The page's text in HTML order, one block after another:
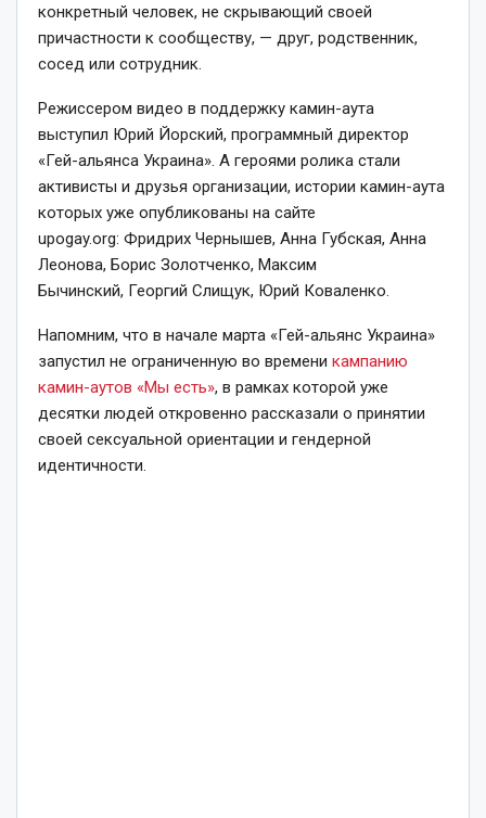
конкретный человек, не скрывающий своей
причастности к сообществу, — друг, родственник,
сосед или сотрудник.
Режиссером видео в поддержку камин-аута
выступил Юрий Йорский, программный директор
«Гей-альянса Украина». А героями ролика стали
активисты и друзья организации, истории камин-аута
которых уже опубликованы на сайте
upogay.org: Фридрих Чернышев, Анна Губская, Анна
Леонова, Борис Золотченко, Максим
Бычинский, Георгий Слищук, Юрий Коваленко.
Напомним, что в начале марта «Гей-альянс Украина»
запустил не ограниченную во времени кампанию
камин-аутов «Мы есть», в рамках которой уже
десятки людей откровенно рассказали о принятии
своей сексуальной ориентации и гендерной
идентичности.